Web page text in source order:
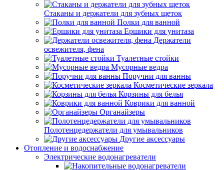
Стаканы и держатели для зубных щеток
Полки для ванной
Ершики для унитаза
Держатели
освежителя, фена
Туалетные стойки
Мусорные ведра
Поручни для ванны
Косметические зеркала
Корзины для белья
Коврики для ванной
Органайзеры
Полотенцедержатели для умывальников
Другие аксессуары
Отопление и водоснабжение
Электрические водонагреватели